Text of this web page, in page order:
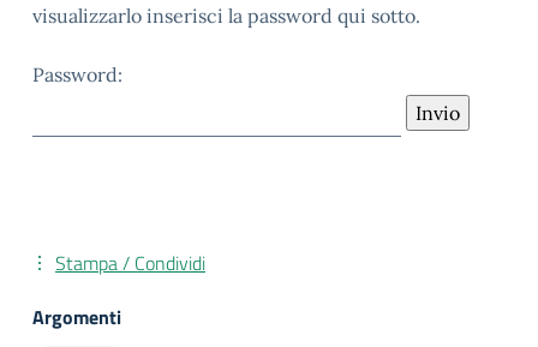
visualizzarlo inserisci la password qui sotto.
Password:
Stampa / Condividi
Argomenti